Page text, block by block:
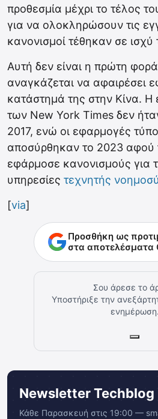
προθεσμία μέχρι το τέλος
για να ολοκληρώσουν τις
κανονισμοί τέθηκαν σε ισχύ
Αυτή δεν είναι η πρώτη
αναγκάζεται να αφαιρέσει
κατάστημά της στην Κίνα.
των New York Times δεν
2017, ενώ οι εφαρμογές
αποσύρθηκαν το 2023 αφού
εφάρμοσε κανονισμούς για
υπηρεσίες τεχνητής
[via]
Προσθήκη ως
στα αποτελέσματα
Σου άρεσε το
Υποστήριξε την
ενημέρωση.
Newsletter Techblog
Κάθε Παρασκευή στις 19:00 —